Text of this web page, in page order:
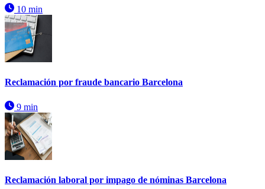
10 min
Reclamación por fraude bancario Barcelona
9 min
Reclamación laboral por impago de nóminas Barcelona